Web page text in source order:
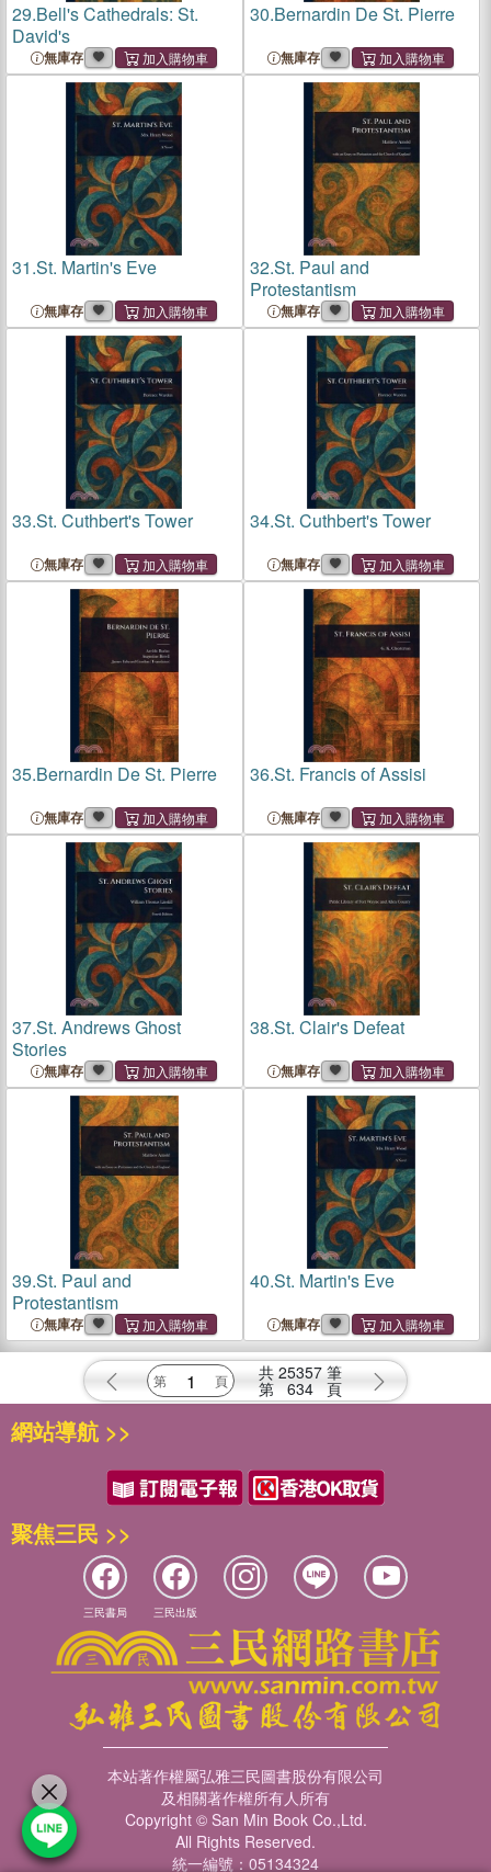
29.Bell's Cathedrals: St.
David's
無庫存
30.Bernardin De St. Pierre
無庫存
31.St. Martin's Eve
無庫存
32.St. Paul and
Protestantism
無庫存
33.St. Cuthbert's Tower
無庫存
34.St. Cuthbert's Tower
無庫存
35.Bernardin De St. Pierre
無庫存
36.St. Francis of Assisi
無庫存
37.St. Andrews Ghost
Stories
無庫存
38.St. Clair's Defeat
無庫存
39.St. Paul and
Protestantism
無庫存
40.St. Martin's Eve
無庫存
共 25357 筆
第 634 頁
網站導航 >>
聚焦三民 >>
三民書局 三民出版
本站著作權屬弘雅三民圖書股份有限公司
及相關著作權所有人所有
Copyright © San Min Book Co.,Ltd.
All Rights Reserved.
統一編號：05134324